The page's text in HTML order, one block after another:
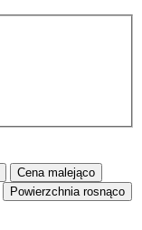
Cena malejąco
Powierzchnia rosnąco